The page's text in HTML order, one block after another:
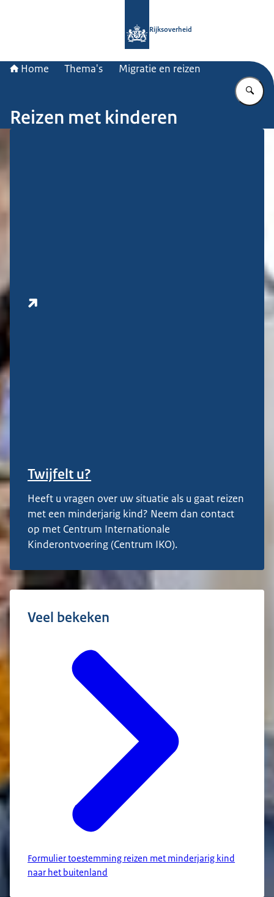
Rijksoverheid
Home Thema's Migratie en reizen
Reizen met kinderen
Twijfelt u?
Heeft u vragen over uw situatie als u gaat reizen
met een minderjarig kind? Neem dan contact
op met Centrum Internationale
Kinderontvoering (Centrum IKO).
Veel bekeken
Formulier toestemming reizen met minderjarig kind
naar het buitenland